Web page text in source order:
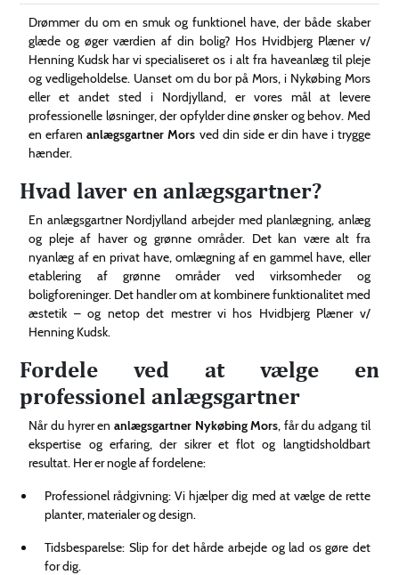
Drømmer du om en smuk og funktionel have, der både skaber
glæde og øger værdien af din bolig? Hos Hvidbjerg Plæner v/
Henning Kudsk har vi specialiseret os i alt fra haveanlæg til pleje
og vedligeholdelse. Uanset om du bor på Mors, i Nykøbing Mors
eller et andet sted i Nordjylland, er vores mål at levere
professionelle løsninger, der opfylder dine ønsker og behov. Med
en erfarenanlægsgartner Mors ved din side er din have i trygge
hænder.
Hvad laver en anlægsgartner?
En anlægsgartner Nordjylland arbejder med planlægning, anlæg
og pleje af haver og grønne områder. Det kan være alt fra
nyanlæg af en privat have, omlægning af en gammel have, eller
etablering af grønne områder ved virksomheder og
boligforeninger. Det handler om at kombinere funktionalitet med
æstetik – og netop det mestrer vi hos Hvidbjerg Plæner v/
Henning Kudsk.
Fordele ved at vælge en
professionel anlægsgartner
Når du hyrer en anlægsgartner Nykøbing Mors, får du adgang til
ekspertise og erfaring, der sikrer et flot og langtidsholdbart
resultat. Her er nogle af fordelene:
Professionel rådgivning: Vi hjælper dig med at vælge de rette
planter, materialer og design.
Tidsbesparelse: Slip for det hårde arbejde og lad os gøre det
for dig.